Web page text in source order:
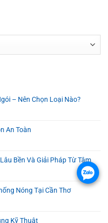
– Nên Chọn Loại Nào?
An Toàn
Bền Và Giải Pháp Từ Tâm
Nóng Tại Cần Thơ
Kỹ Thuật
.